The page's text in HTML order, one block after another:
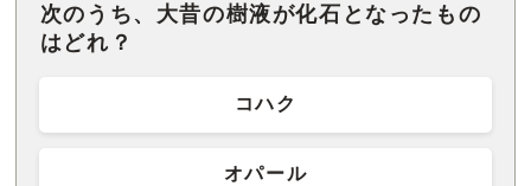
次のうち、大昔の樹液が化石となったもの
はどれ？
コハク
オパール